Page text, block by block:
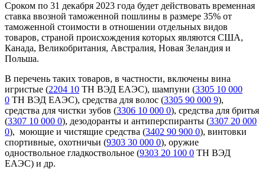
Сроком по 31 декабря 2023 года будет действовать временная
ставка ввозной таможенной пошлины в размере 35% от
таможенной стоимости в отношении отдельных видов
товаров, страной происхождения которых являются США,
Канада, Великобритания, Австралия, Новая Зеландия и
Польша.
В перечень таких товаров, в частности, включены вина
игристые (2204 10 ТН ВЭД ЕАЭС), шампуни (3305 10 000
0 ТН ВЭД ЕАЭС), средства для волос (3305 90 000 9),
средства для чистки зубов (3306 10 000 0), средства для бритья
(3307 10 000 0), дезодоранты и антиперспиранты (3307 20 000
0), моющие и чистящие средства (3402 90 900 0), винтовки
спортивные, охотничьи (9303 30 000 0), оружие
одноствольное гладкоствольное (9303 20 100 0 ТН ВЭД
ЕАЭС) и др.